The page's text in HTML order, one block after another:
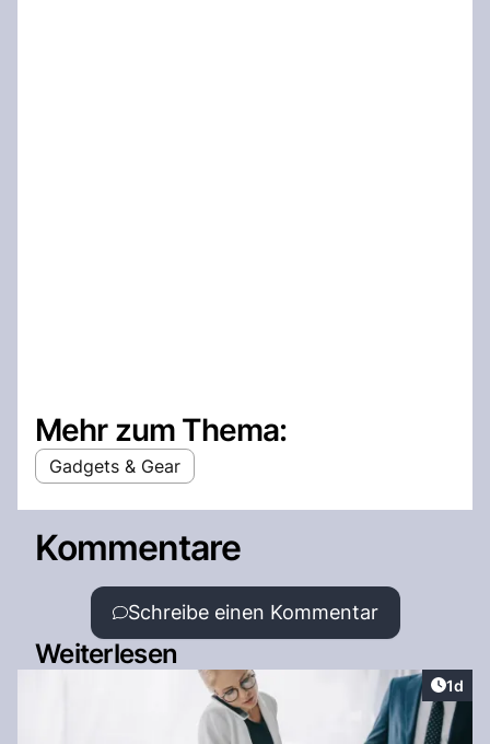
Mehr zum Thema:
Gadgets & Gear
Kommentare
Schreibe einen Kommentar
Weiterlesen
1d